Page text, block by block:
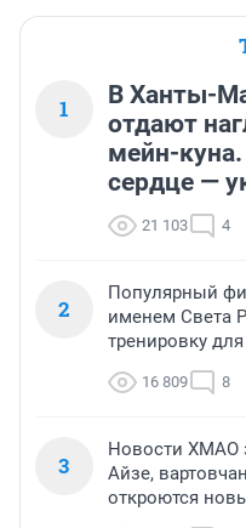
1
В Ханты-
отдают
мейн-
сердце —
21 103 4
2
Популярный
именем Света
тренировку для
16 809 8
3
Новости ХМАО
Айзе,
откроются